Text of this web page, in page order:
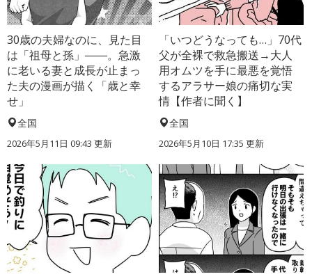
30歳の夫婦なのに、見た目
は「祖母と孫」――。急激
に老いる妻と成長が止まっ
た夫の漫画が描く「歳と幸
せ」
全国
2026年5月11日 09:43 更新
「いつどうなっても…」70代
父が全裸で救急搬送→大人
用オムツを手に最悪を覚悟
するアラサー娘の痛切な実
情【作者に聞く】
全国
2026年5月10日 17:35 更新